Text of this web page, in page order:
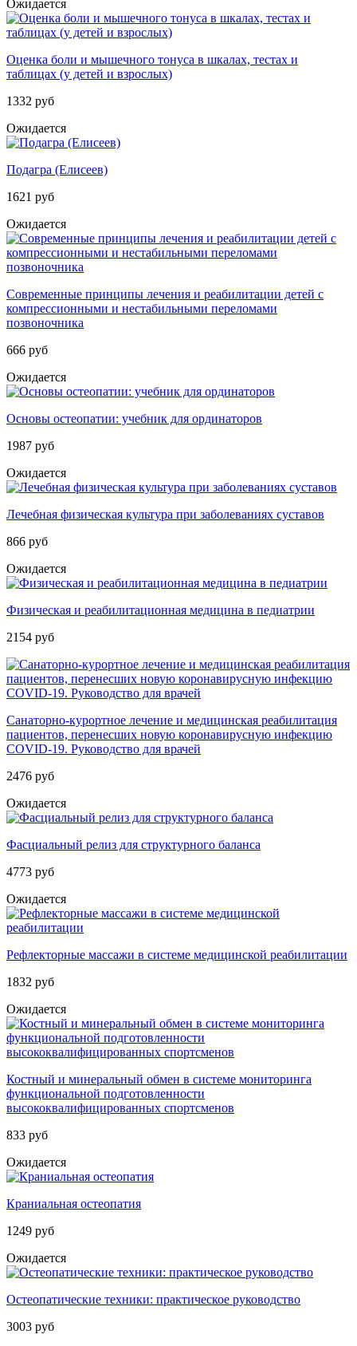
Ожидается
Оценка боли и мышечного тонуса в шкалах, тестах и
таблицах (у детей и взрослых)
1332 руб
Ожидается
Подагра (Елисеев)
1621 руб
Ожидается
Современные принципы лечения и реабилитации детей с
компрессионными и нестабильными переломами
позвоночника
666 руб
Ожидается
Основы остеопатии: учебник для ординаторов
1987 руб
Ожидается
Лечебная физическая культура при заболеваниях суставов
866 руб
Ожидается
Физическая и реабилитационная медицина в педиатрии
2154 руб
Санаторно-курортное лечение и медицинская реабилитация
пациентов, перенесших новую коронавирусную инфекцию
COVID-19. Руководство для врачей
2476 руб
Ожидается
Фасциальный релиз для структурного баланса
4773 руб
Ожидается
Рефлекторные массажи в системе медицинской реабилитации
1832 руб
Ожидается
Костный и минеральный обмен в системе мониторинга
функциональной подготовленности
высококвалифицированных спортсменов
833 руб
Ожидается
Краниальная остеопатия
1249 руб
Ожидается
Остеопатические техники: практическое руководство
3003 руб